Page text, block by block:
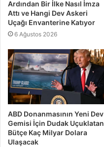
Ardından Bir İlke Nasıl İmza
Attı ve Hangi Dev Askeri
Uçağı Envanterine Katıyor
6 Ağustos 2026
ABD Donanmasının Yeni Dev
Gemisi İçin Dudak Uçuklatan
Bütçe Kaç Milyar Dolara
Ulaşacak